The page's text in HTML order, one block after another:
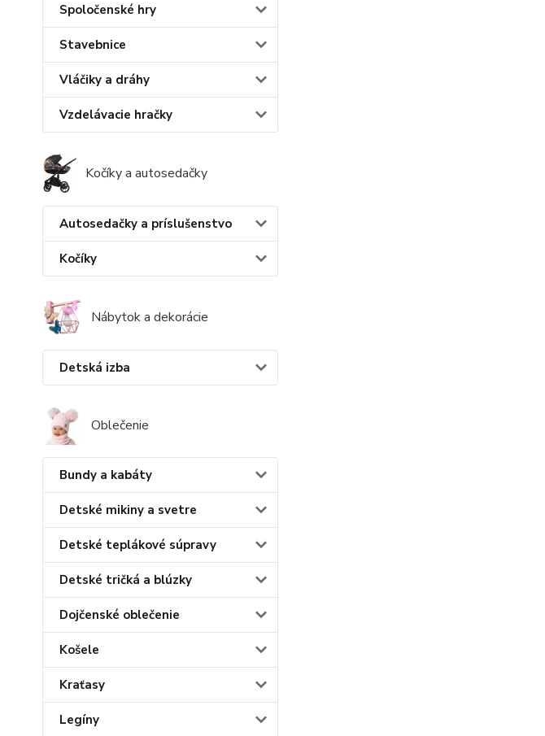
Spoločenské hry
Stavebnice
Vláčiky a dráhy
Vzdelávacie hračky
Kočíky a autosedačky
Autosedačky a príslušenstvo
Kočíky
Nábytok a dekorácie
Detská izba
Oblečenie
Bundy a kabáty
Detské mikiny a svetre
Detské teplákové súpravy
Detské tričká a blúzky
Dojčenské oblečenie
Košele
Kraťasy
Legíny